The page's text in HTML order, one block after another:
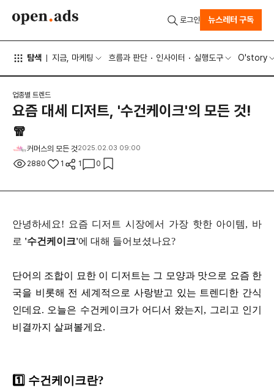
탐색 지금, 마케팅 흐름과 판단 인사이터 실행도구 O'story
로그인 뉴스레터 구독
업종별 트렌드
요즘 대세 디저트, '수건케이크'의 모든 것!
🧣
커머스의 모든 것2025.02.03 09:00
2880 1 1 0
안녕하세요! 요즘 디저트 시장에서 가장 핫한 아이템, 바
로 '수건케이크'에 대해 들어보셨나요?
단어의 조합이 묘한 이 디저트는 그 모양과 맛으로 요즘 한
국을 비롯해 전 세계적으로 사랑받고 있는 트렌디한 간식
인데요. 오늘은 수건케이크가 어디서 왔는지, 그리고 인기
비결까지 살펴볼게요.
1️⃣ 수건케이크란?